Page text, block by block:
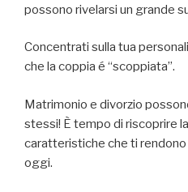
possono rivelarsi un grande
Concentrati sulla tua
che la coppia é “scoppiata”.
Matrimonio e divorzio
stessi! È tempo di riscoprire
caratteristiche che ti
oggi.